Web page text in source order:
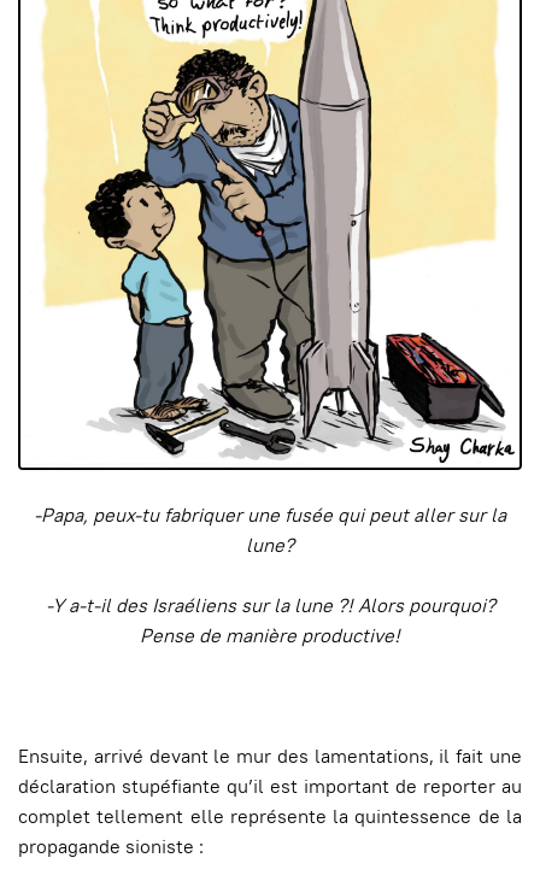
-Papa, peux-tu fabriquer une fusée qui peut aller sur la
lune?
-Y a-t-il des Israéliens sur la lune ?! Alors pourquoi?
Pense de manière productive!
Ensuite, arrivé devant le mur des lamentations, il fait une
déclaration stupéfiante qu’il est important de reporter au
complet tellement elle représente la quintessence de la
propagande sioniste :